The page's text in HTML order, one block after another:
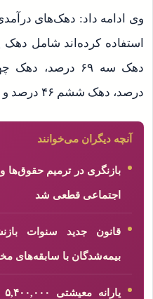
وی ادامه داد: دهک‌های
درصد، دهک ششم ۴۶ درصد و دهک هفت ۴۲ درصد هستند.
آنچه دیگران می‌خوانند
بازنگری در ترمیم حقوق‌ها
اجتماعی قطعی شد
قانون جدید سنوات
بیمه‌شدگان با سابقه‌های